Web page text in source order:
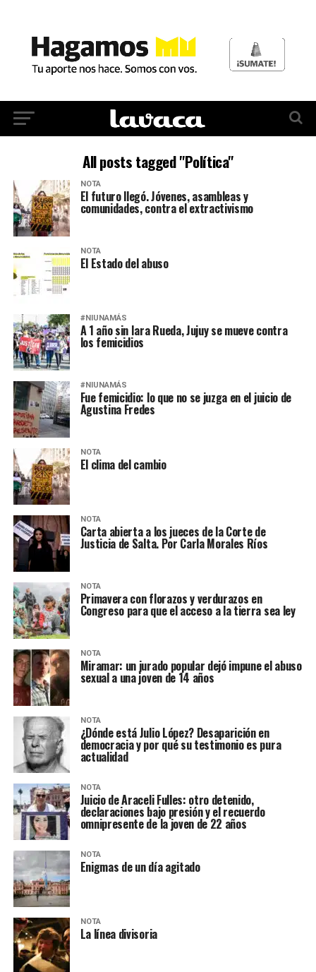
All posts tagged "Política"
NOTA
El futuro llegó. Jóvenes, asambleas y
comunidades, contra el extractivismo
NOTA
El Estado del abuso
#NIUNAMÁS
A 1 año sin Iara Rueda, Jujuy se mueve contra
los femicidios
#NIUNAMÁS
Fue femicidio: lo que no se juzga en el juicio de
Agustina Fredes
NOTA
El clima del cambio
NOTA
Carta abierta a los jueces de la Corte de
Justicia de Salta. Por Carla Morales Ríos
NOTA
Primavera con florazos y verdurazos en
Congreso para que el acceso a la tierra sea ley
NOTA
Miramar: un jurado popular dejó impune el abuso
sexual a una joven de 14 años
NOTA
¿Dónde está Julio López? Desaparición en
democracia y por qué su testimonio es pura
actualidad
NOTA
Juicio de Araceli Fulles: otro detenido,
declaraciones bajo presión y el recuerdo
omnipresente de la joven de 22 años
NOTA
Enigmas de un día agitado
NOTA
La línea divisoria